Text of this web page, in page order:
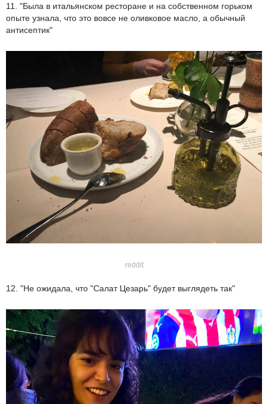
11. "Была в итальянском ресторане и на собственном горьком
опыте узнала, что это вовсе не оливковое масло, а обычный
антисептик"
reddit
12. "Не ожидала, что "Салат Цезарь" будет выглядеть так"